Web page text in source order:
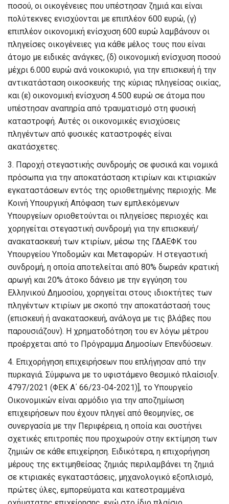
ποσού, οι οικογένειες που υπέστησαν ζημιά και είναι
πολύτεκνες ενισχύονται με επιπλέον 600 ευρώ, (γ)
επιπλέον οικονομική ενίσχυση 600 ευρώ λαμβάνουν οι
πληγείσες οικογένειες για κάθε μέλος τους που είναι
άτομο με ειδικές ανάγκες, (δ) οικονομική ενίσχυση ποσού
μέχρι 6.000 ευρώ ανά νοικοκυριό, για την επισκευή ή την
αντικατάσταση οικοσκευής της κύριας πληγείσας οικίας,
και (ε) οικονομική ενίσχυση 4.500 ευρώ σε άτομα που
υπέστησαν αναπηρία από τραυματισμό στη φυσική
καταστροφή. Αυτές οι οικονομικές ενισχύσεις
πληγέντων από φυσικές καταστροφές είναι
ακατάσχετες.
3. Παροχή στεγαστικής συνδρομής σε φυσικά και νομικά
πρόσωπα για την αποκατάσταση κτιρίων και κτιριακών
εγκαταστάσεων εντός της οριοθετημένης περιοχής. Με
Κοινή Υπουργική Απόφαση των εμπλεκόμενων
Υπουργείων οριοθετούνται οι πληγείσες περιοχές και
χορηγείται στεγαστική συνδρομή για την επισκευή/
ανακατασκευή των κτιρίων, μέσω της ΓΔΑΕΦΚ του
Υπουργείου Υποδομών και Μεταφορών. Η στεγαστική
συνδρομή, η οποία αποτελείται από 80% δωρεάν κρατική
αρωγή και 20% άτοκο δάνειο με την εγγύηση του
Ελληνικού Δημοσίου, χορηγείται στους ιδιοκτήτες των
πληγέντων κτιρίων με σκοπό την αποκατάστασή τους
(επισκευή ή ανακατασκευή, ανάλογα με τις βλάβες που
παρουσιάζουν). Η χρηματοδότηση του εν λόγω μέτρου
προέρχεται από το Πρόγραμμα Δημοσίων Επενδύσεων.
4. Επιχορήγηση επιχειρήσεων που επλήγησαν από την
πυρκαγιά. Σύμφωνα με το υφιστάμενο θεσμικό πλαίσιο[ν.
4797/2021 (ΦΕΚ Α΄ 66/23-04-2021)], το Υπουργείο
Οικονομικών είναι αρμόδιο για την αποζημίωση
επιχειρήσεων που έχουν πληγεί από θεομηνίες, σε
συνεργασία με την Περιφέρεια, η οποία και συστήνει
σχετικές επιτροπές που προχωρούν στην εκτίμηση των
ζημιών σε κάθε επιχείρηση. Ειδικότερα, η επιχορήγηση
μέρους της εκτιμηθείσας ζημιάς περιλαμβάνει τη ζημιά
σε κτιριακές εγκαταστάσεις, μηχανολογικό εξοπλισμό,
πρώτες ύλες, εμπορεύματα και κατεστραμμένα